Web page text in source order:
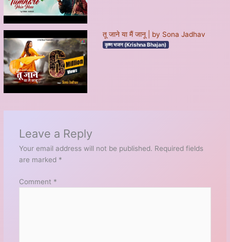
तू जाने या मैं जानू | by Sona Jadhav
कृष्ण भजन (Krishna Bhajan)
Leave a Reply
Your email address will not be published. Required fields
are marked *
Comment *